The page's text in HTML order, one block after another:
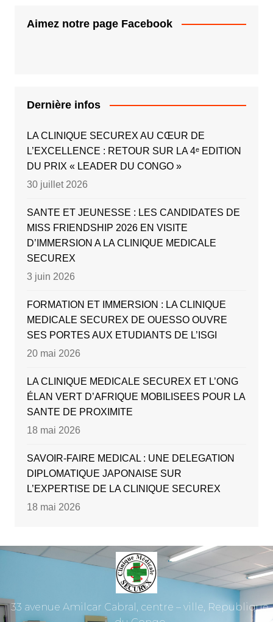
Aimez notre page Facebook
Dernière infos
LA CLINIQUE SECUREX AU CŒUR DE
L’EXCELLENCE : RETOUR SUR LA 4ᵉ EDITION
DU PRIX « LEADER DU CONGO »
30 juillet 2026
SANTE ET JEUNESSE : LES CANDIDATES DE
MISS FRIENDSHIP 2026 EN VISITE
D’IMMERSION A LA CLINIQUE MEDICALE
SECUREX
3 juin 2026
FORMATION ET IMMERSION : LA CLINIQUE
MEDICALE SECUREX DE OUESSO OUVRE
SES PORTES AUX ETUDIANTS DE L’ISGI
20 mai 2026
LA CLINIQUE MEDICALE SECUREX ET L’ONG
ÉLAN VERT D’AFRIQUE MOBILISEES POUR LA
SANTE DE PROXIMITE
18 mai 2026
SAVOIR-FAIRE MEDICAL : UNE DELEGATION
DIPLOMATIQUE JAPONAISE SUR
L’EXPERTISE DE LA CLINIQUE SECUREX
18 mai 2026
33 avenue Amilcar Cabral, centre – ville, Republique